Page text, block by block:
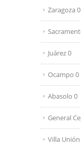
Zaragoza 0
Juárez 0
Ocampo 0
Abasolo 0
General
Villa